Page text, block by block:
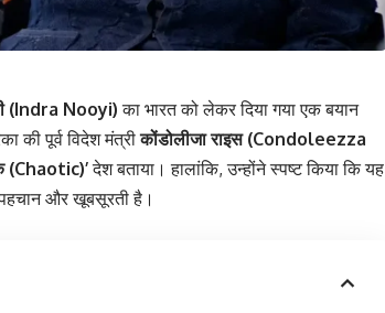
(Indra Nooyi) का भारत को लेकर दिया गया एक बयान
की पूर्व विदेश मंत्रीकोंडोलीजा राइस (Condoleezza
(Chaotic)’देश बताया। हालांकि, उन्होंने स्पष्ट किया कि यह
और खूबसूरती है।